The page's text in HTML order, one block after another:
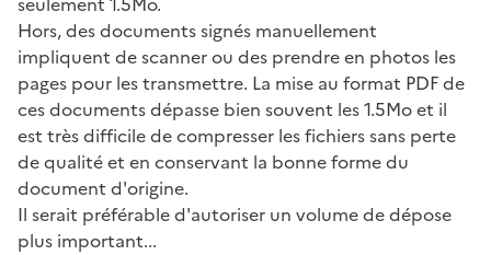
Hors, des documents signés manuellement
impliquent de scanner ou des prendre en photos les
pages pour les transmettre. La mise au format PDF de
ces documents dépasse bien souvent les 1.5Mo et il
est très difficile de compresser les fichiers sans perte
de qualité et en conservant la bonne forme du
document d'origine.
Il serait préférable d'autoriser un volume de dépose
plus important...